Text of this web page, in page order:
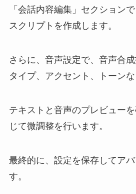
「会話内容編集」セクション
スクリプトを作成します。
さらに、音声設定で、音声合
タイプ、アクセント、トーンな
テキストと音声のプレビュー
じて微調整を行います。
最終的に、設定を保存してア
す。